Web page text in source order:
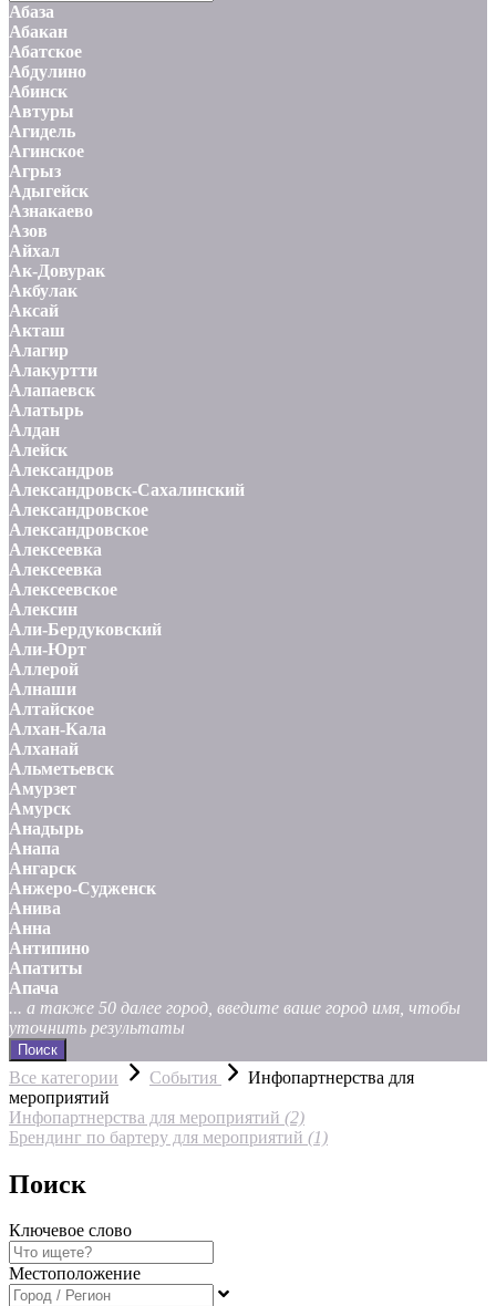
Абаза
Абакан
Абатское
Абдулино
Абинск
Автуры
Агидель
Агинское
Агрыз
Адыгейск
Азнакаево
Азов
Айхал
Ак-Довурак
Акбулак
Аксай
Акташ
Алагир
Алакуртти
Алапаевск
Алатырь
Алдан
Алейск
Александров
Александровск-Сахалинский
Александровское
Александровское
Алексеевка
Алексеевка
Алексеевское
Алексин
Али-Бердуковский
Али-Юрт
Аллерой
Алнаши
Алтайское
Алхан-Кала
Алханай
Альметьевск
Амурзет
Амурск
Анадырь
Анапа
Ангарск
Анжеро-Судженск
Анива
Анна
Антипино
Апатиты
Апача
... а также 50 далее город, введите ваше город имя, чтобы
уточнить результаты
Поиск
Все категории События
Инфопартнерства для
мероприятий
Инфопартнерства для мероприятий (2)
Брендинг по бартеру для мероприятий (1)
Поиск
Ключевое слово
Местоположение